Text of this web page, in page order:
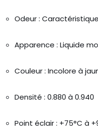
Odeur :
Apparence : Liquide
Couleur : Incolore à
Densité : 0.880 à 0.940
Point éclair : +75°C à